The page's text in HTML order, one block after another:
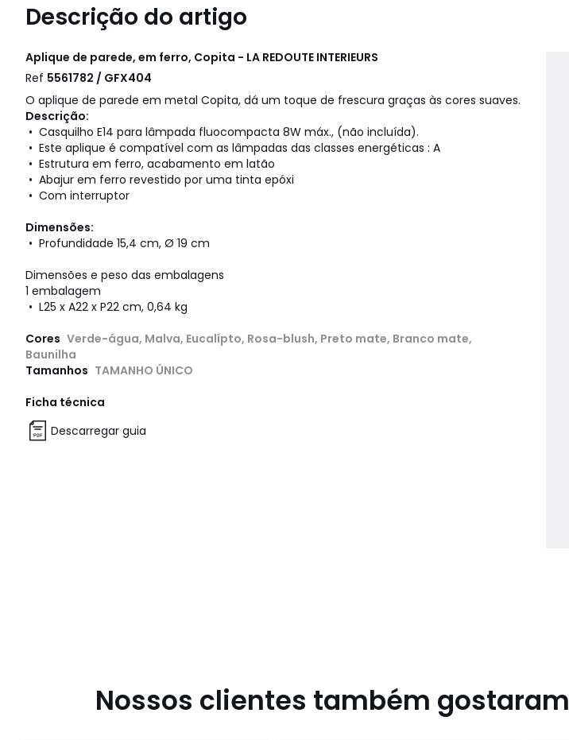
Descrição do artigo
Aplique de parede, em ferro, Copita - LA REDOUTE INTERIEURS
Ref 5561782 / GFX404
O aplique de parede em metal Copita, dá um toque de frescura graças às cores suaves.
Descrição:
• Casquilho E14 para lâmpada fluocompacta 8W máx., (não incluída).
• Este aplique é compatível com as lâmpadas das classes energéticas : A
• Estrutura em ferro, acabamento em latão
• Abajur em ferro revestido por uma tinta epóxi
• Com interruptor
Dimensões:
• Profundidade 15,4 cm, Ø 19 cm
Dimensões e peso das embalagens
1 embalagem
• L25 x A22 x P22 cm, 0,64 kg
Cores Verde-água, Malva, Eucalípto, Rosa-blush, Preto mate, Branco mate,
Baunilha
Tamanhos TAMANHO ÚNICO
Ficha técnica
Descarregar guia
Nossos clientes também gostaram